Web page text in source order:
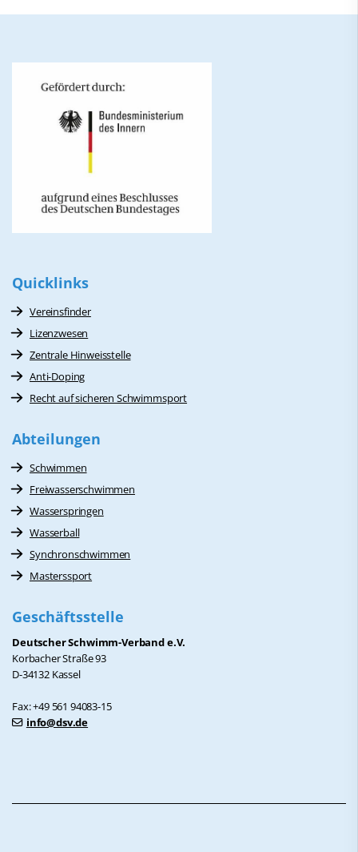
Quicklinks
Vereinsfinder
Lizenzwesen
Zentrale Hinweisstelle
Anti-Doping
Recht auf sicheren Schwimmsport
Abteilungen
Schwimmen
Freiwasserschwimmen
Wasserspringen
Wasserball
Synchronschwimmen
Masterssport
Geschäftsstelle
Deutscher Schwimm-Verband e.V.
Korbacher Straße 93
D-34132 Kassel
Fax: +49 561 94083-15
info@dsv.de